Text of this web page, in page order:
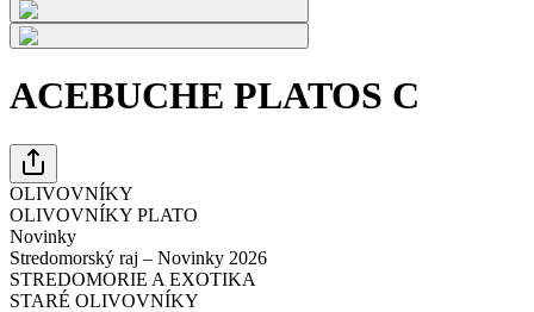
ACEBUCHE PLATOS C
OLIVOVNÍKY
OLIVOVNÍKY PLATO
Novinky
Stredomorský raj – Novinky 2026
STREDOMORIE A EXOTIKA
STARÉ OLIVOVNÍKY